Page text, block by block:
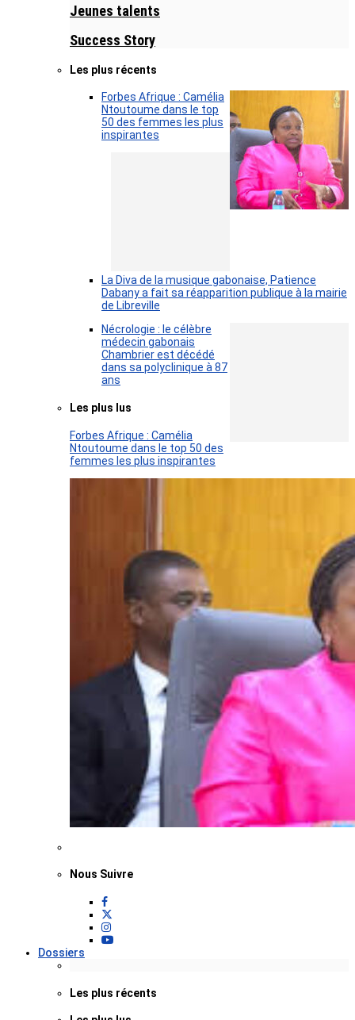
Jeunes talents
Success Story
Les plus récents
Forbes Afrique : Camélia
Ntoutoume dans le top
50 des femmes les plus
inspirantes
La Diva de la musique gabonaise, Patience
Dabany a fait sa réapparition publique à la mairie
de Libreville
Nécrologie : le célèbre
médecin gabonais
Chambrier est décédé
dans sa polyclinique à 87
ans
Les plus lus
Forbes Afrique : Camélia
Ntoutoume dans le top 50 des
femmes les plus inspirantes
Nous Suivre
Dossiers
Les plus récents